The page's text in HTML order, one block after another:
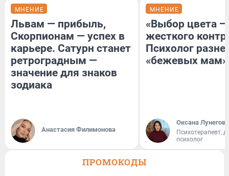
МНЕНИЕ
Львам — прибыль,
Скорпионам — успех в
карьере. Сатурн станет
ретроградным —
значение для знаков
зодиака
Анастасия Филимонова
МНЕНИЕ
«Выбор цвета —
жесткого
Психолог
«бежевых мам»
Оксана Лунегова
Психотерапевт,
психолог
ПРОМОКОДЫ